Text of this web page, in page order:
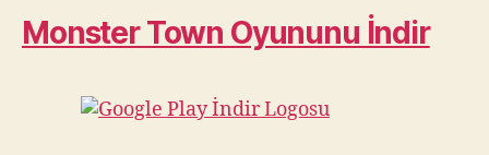
Monster Town Oyununu İndir